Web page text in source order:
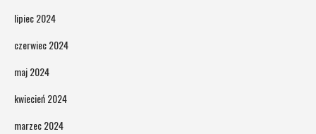
lipiec 2024
czerwiec 2024
maj 2024
kwiecień 2024
marzec 2024